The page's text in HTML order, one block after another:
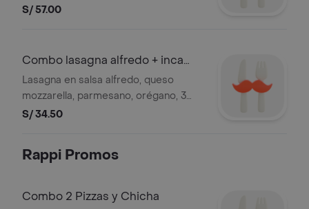
aceitunas y pimiento, 8 slices +
S/ 57.00
Combo lasagna alfredo + inca
kola orig
Lasagna en salsa alfredo, queso
mozzarella, parmesano, orégano, 3
unidades de pan al ajo. + gaseosas
S/ 34.50
Rappi Promos
Combo 2 Pizzas y Chicha